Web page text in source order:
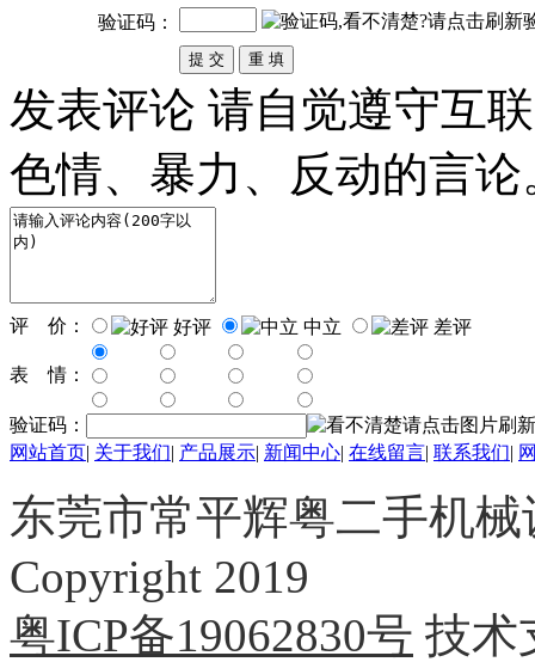
验证码：
发表评论 请自觉遵守互
色情、暴力、反动的言论
评 价： 好评 中立 差评
表 情：
验证码：
网站首页| 关于我们| 产品展示| 新闻中心| 在线留言| 联系我们|
东莞市常平辉粤二手机
Copyright 2019
粤ICP备19062830号 技术